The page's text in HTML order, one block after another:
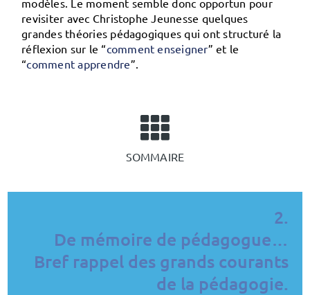
revisiter avec Christophe Jeunesse quelques
grandes théories pédagogiques qui ont structuré la
réflexion sur le “comment enseigner” et le
“comment apprendre”.
SOMMAIRE
2.
De mémoire de pédagogue…
Bref rappel des grands courants
de la pédagogie.